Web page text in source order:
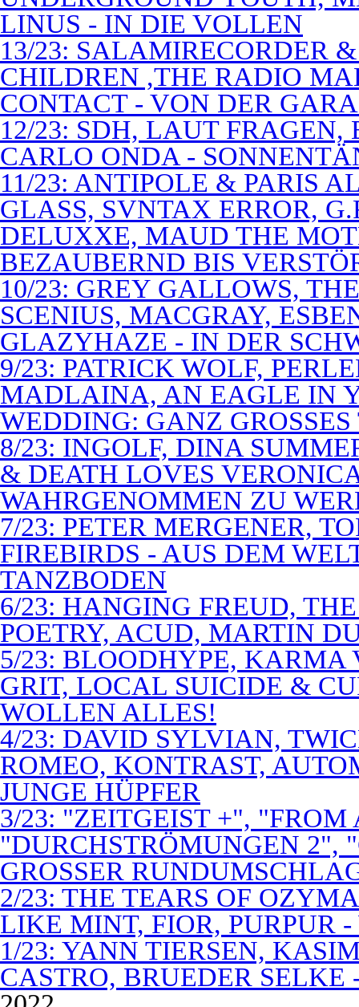
LINUS - IN DIE VOLLEN
13/23: SALAMIRECORDER
CHILDREN ,THE RADIO
CONTACT - VON DER
12/23: SDH, LAUT
CARLO ONDA -
11/23: ANTIPOLE & PARIS
GLASS, SVNTAX ERROR,
DELUXXE, MAUD THE
BEZAUBERND BIS
10/23: GREY GALLOWS,
SCENIUS, MACGRAY,
GLAZYHAZE - IN DER
9/23: PATRICK WOLF,
MADLAINA, AN EAGLE IN
WEDDING: GANZ
8/23: INGOLF, DINA
& DEATH LOVES
WAHRGENOMMEN ZU
7/23: PETER MERGENER,
FIREBIRDS - AUS DEM
TANZBODEN
6/23: HANGING FREUD,
POETRY, ACUD, MARTIN
5/23: BLOODHYPE, KARMA
GRIT, LOCAL SUICIDE &
WOLLEN ALLES!
4/23: DAVID SYLVIAN,
ROMEO, KONTRAST,
JUNGE HÜPFER
3/23: "ZEITGEIST +", "FROM
"DURCHSTRÖMUNGEN 2",
GROSSER
2/23: THE TEARS OF
LIKE MINT, FIOR, PURPUR
1/23: YANN TIERSEN,
CASTRO, BRUEDER SELKE